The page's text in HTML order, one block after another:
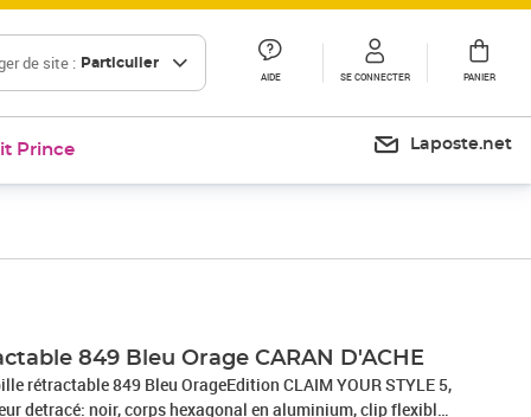
de site : Particulier
AIDE SE CONNECTER PANIER
Prince Laposte.net
849 Bleu Orage CARAN D'ACHE
rétractable 849 Bleu OrageEdition CLAIM YOUR STYLE 5,
detracé: noir, corps hexagonal en aluminium, clip flexible